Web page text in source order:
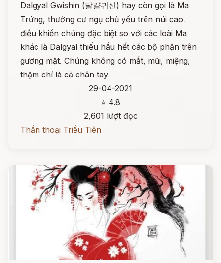
Dalgyal Gwishin (달걀귀신) hay còn gọi là Ma
Trứng, thường cư ngụ chủ yếu trên núi cao,
điều khiến chúng đặc biệt so với các loài Ma
khác là Dalgyal thiếu hầu hết các bộ phận trên
gương mặt. Chúng không có mắt, mũi, miệng,
thậm chí là cả chân tay
29-04-2021
⭐ 4.8
2,601 lượt đọc
Thần thoại Triều Tiên